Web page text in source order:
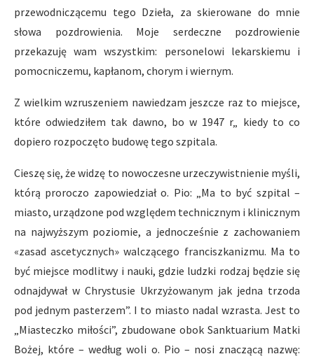
przewodniczącemu tego Dzieła, za skierowane do mnie
słowa pozdrowienia. Moje serdeczne pozdrowienie
przekazuję wam wszystkim: personelowi lekarskiemu i
pomocniczemu, kapłanom, chorym i wiernym.
Z wielkim wzruszeniem nawiedzam jeszcze raz to miejsce,
które odwiedziłem tak dawno, bo w 1947 r„ kiedy to co
dopiero rozpoczęto budowę tego szpitala.
Cieszę się, że widzę to nowoczesne urzeczywistnienie myśli,
którą proroczo zapowiedział o. Pio: „Ma to być szpital –
miasto, urządzone pod względem technicznym i klinicznym
na najwyższym poziomie, a jednocześnie z zachowaniem
«zasad ascetycznych» walczącego franciszkanizmu. Ma to
być miejsce modlitwy i nauki, gdzie ludzki rodzaj będzie się
odnajdywał w Chrystusie Ukrzyżowanym jak jedna trzoda
pod jednym pasterzem”. I to miasto nadal wzrasta. Jest to
„Miasteczko miłości”, zbudowane obok Sanktuarium Matki
Bożej, które – według woli o. Pio – nosi znaczącą nazwę: